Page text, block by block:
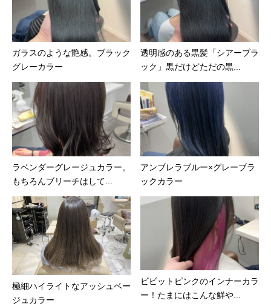
ガラスのような艶感。ブラック
グレーカラー
透明感のある黒髪「シアーブラ
ック」黒だけどただの黒...
ラベンダーグレージュカラー。
もちろんブリーチはして...
アンブレラブルー×グレーブラ
ックカラー
極細ハイライトなアッシュベー
ジュカラー
ビビットピンクのインナーカラ
ー！たまにはこんな鮮や...